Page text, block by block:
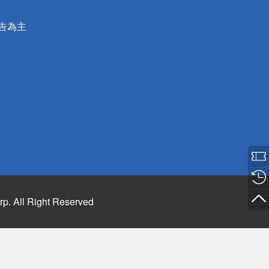
為主
All Right Reserved